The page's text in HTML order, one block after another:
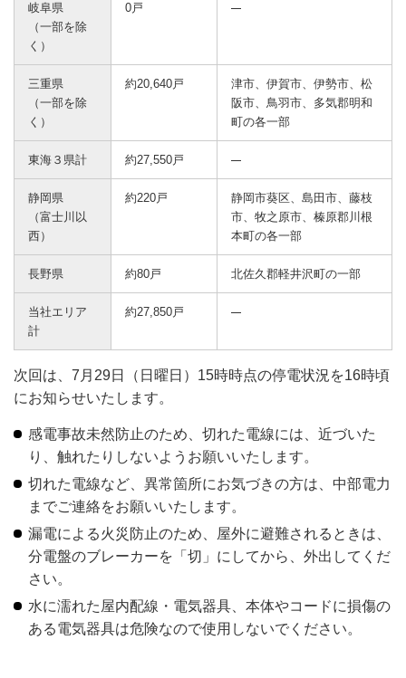
岐阜県
（一部を除
く）
0戸
三重県
（一部を除
く）
約20,640戸
津市、伊賀市、伊勢市、松
阪市、鳥羽市、多気郡明和
町の各一部
東海３県計 約27,550戸
静岡県
（富士川以
西）
約220戸
静岡市葵区、島田市、藤枝
市、牧之原市、榛原郡川根
本町の各一部
長野県 約80戸 北佐久郡軽井沢町の一部
当社エリア
計
約27,850戸
次回は、7月29日（日曜日）15時時点の停電状況を16時頃
にお知らせいたします。
感電事故未然防止のため、切れた電線には、近づいた
り、触れたりしないようお願いいたします。
切れた電線など、異常箇所にお気づきの方は、中部電力
までご連絡をお願いいたします。
漏電による火災防止のため、屋外に避難されるときは、
分電盤のブレーカーを「切」にしてから、外出してくだ
さい。
水に濡れた屋内配線・電気器具、本体やコードに損傷の
ある電気器具は危険なので使用しないでください。